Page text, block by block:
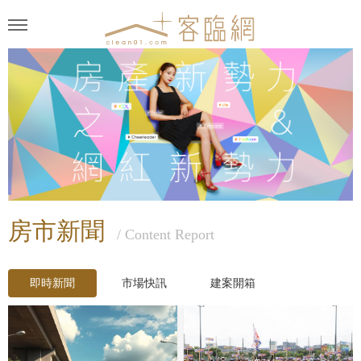
房市新聞 / Content Report
即時新聞 市場快訊 建案開箱